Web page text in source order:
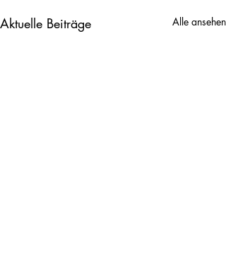
Aktuelle Beiträge Alle ansehen